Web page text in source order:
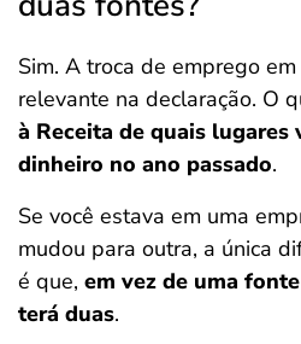
Sim. A troca de emprego
relevante na declaração. O
à Receita de quais lugares
dinheiro no ano passado.
Se você estava em uma
mudou para outra, a única
é que, em vez de uma
terá duas.